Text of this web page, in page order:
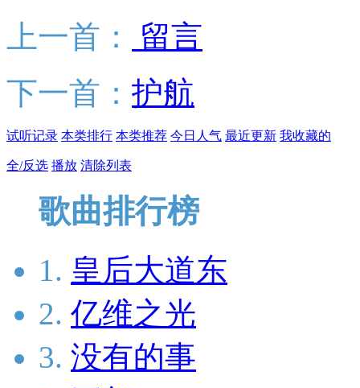
上一首：
留言
下一首： 护航
试听记录 本类排行 本类推荐 今日人气 最近更新 我收藏的
全/反选 播放 清除列表
歌曲排行榜
1. 皇后大道东
2. 亿维之光
3. 没有的事